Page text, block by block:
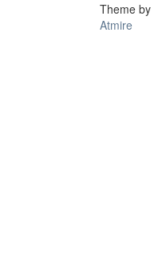
Theme by
Atmire